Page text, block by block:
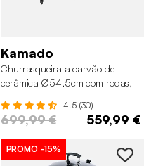
Kamado
Churrasqueira a carvão de
cerâmica Ø54,5cm com rodas,
4.5 (30)
699,99 € 559,99 €
PROMO -15%